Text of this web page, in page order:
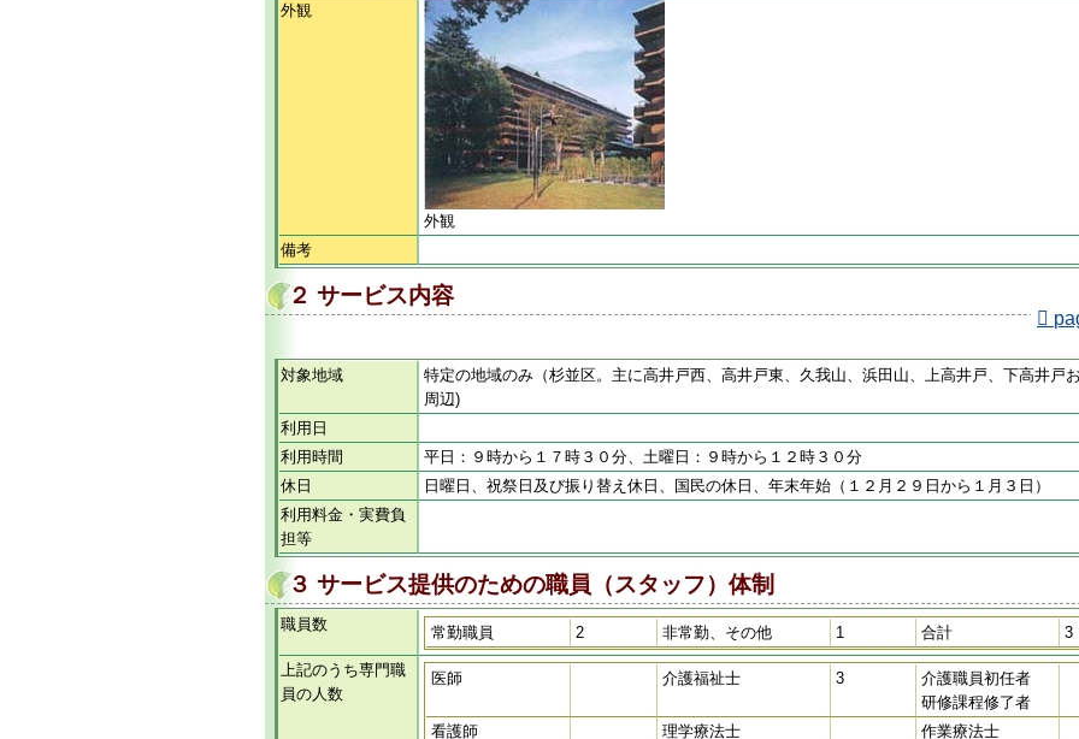
外観
外観
備考
２ サービス内容
対象地域
特定の地域のみ（杉並区。主に高井戸西、高井戸東、久我山、浜田山、上高井戸、下高井戸
周辺)
利用日
利用時間
平日：９時から１７時３０分、土曜日：９時から１２時３０分
休日
日曜日、祝祭日及び振り替え休日、国民の休日、年末年始（１２月２９日から１月３日）
利用料金・実費負
担等
３ サービス提供のための職員（スタッフ）体制
職員数 常勤職員 2 非常勤、その他 1 合計 3
上記のうち専門職
員の人数
医師 介護福祉士 3
介護職員初任者
研修課程修了者
看護師
理学療法士
作業療法士